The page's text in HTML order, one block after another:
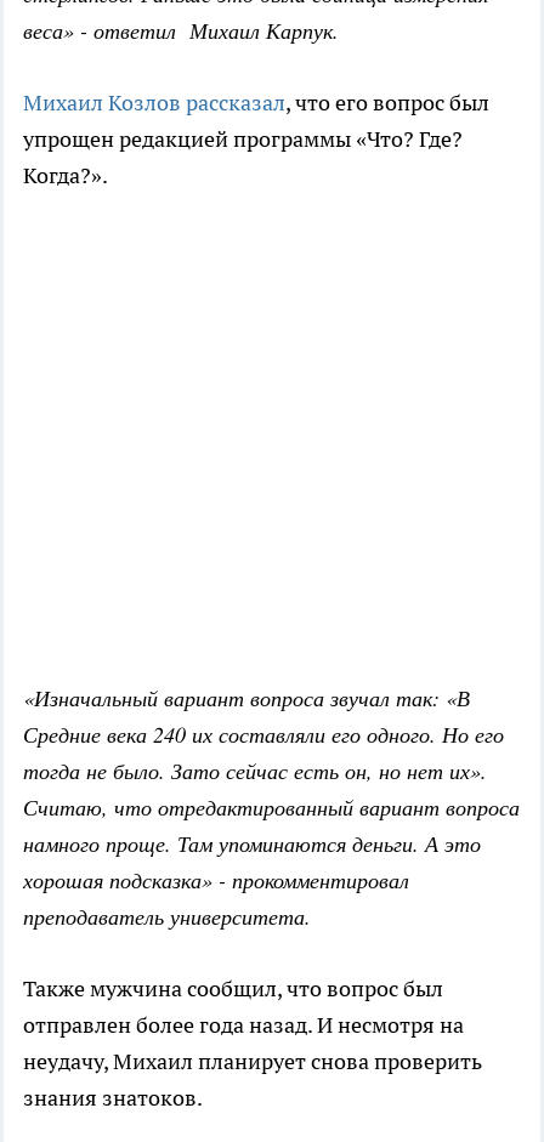
веса» - ответил Михаил Карпук.
Михаил Козлов рассказал, что его вопрос был
упрощен редакцией программы «Что? Где?
Когда?».
«Изначальный вариант вопроса звучал так: «В
Средние века 240 их составляли его одного. Но его
тогда не было. Зато сейчас есть он, но нет их».
Считаю, что отредактированный вариант вопроса
намного проще. Там упоминаются деньги. А это
хорошая подсказка» - прокомментировал
преподаватель университета.
Также мужчина сообщил, что вопрос был
отправлен более года назад. И несмотря на
неудачу, Михаил планирует снова проверить
знания знатоков.